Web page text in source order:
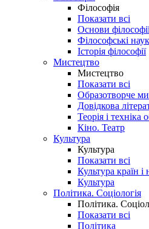
Філософія
Показати всі
Основи
Філософські
Історія філософії
Мистецтво
Мистецтво
Показати всі
Образотворче
Довідкова
Теорія і техніка
Кіно. Театр
Культура
Культура
Показати всі
Культура країн і
Культура
Політика. Соціологія
Політика.
Показати всі
Політика